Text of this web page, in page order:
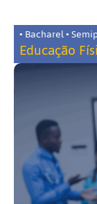
• Bacharel •
Educação